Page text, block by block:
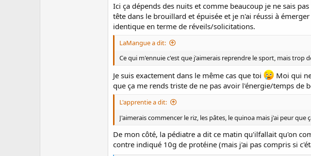
Ici ça dépends des nuits et comme beaucoup je ne sais
tête dans le brouillard et épuisée et je n'ai réussi à
identique en terme de réveils/solicitations.
LaMangue a dit:
Ce qui m'ennuie c'est que j'aimerais reprendre le sport, mais trop
Je suis exactement dans le même cas que toi
Moi qui
que ça me rends triste de ne pas avoir l'énergie/temps de
L'apprentie a dit:
J'aimerais commencer le riz, les pâtes, le quinoa mais j'ai peur que
De mon côté, la pédiatre a dit ce matin qu'ilfallait qu'on
contre indiqué 10g de protéine (mais j'ai pas compris si